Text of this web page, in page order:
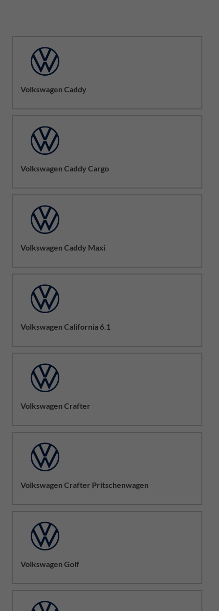
Volkswagen Caddy
Volkswagen Caddy Cargo
Volkswagen Caddy Maxi
Volkswagen California 6.1
Volkswagen Crafter
Volkswagen Crafter Pritschenwagen
Volkswagen Golf